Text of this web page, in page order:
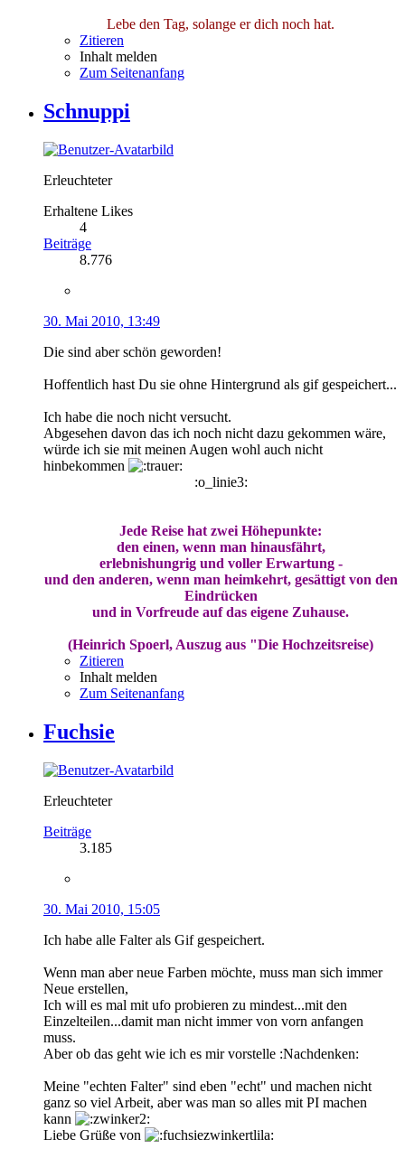
Lebe den Tag, solange er dich noch hat.
Zitieren
Inhalt melden
Zum Seitenanfang
Schnuppi
Erleuchteter
Erhaltene Likes
4
Beiträge
8.776
30. Mai 2010, 13:49
Die sind aber schön geworden!
Hoffentlich hast Du sie ohne Hintergrund als gif gespeichert...
Ich habe die noch nicht versucht.
Abgesehen davon das ich noch nicht dazu gekommen wäre,
würde ich sie mit meinen Augen wohl auch nicht
hinbekommen
:o_linie3:
Jede Reise hat zwei Höhepunkte:
den einen, wenn man hinausfährt,
erlebnishungrig und voller Erwartung -
und den anderen, wenn man heimkehrt, gesättigt von den
Eindrücken
und in Vorfreude auf das eigene Zuhause.
(Heinrich Spoerl, Auszug aus "Die Hochzeitsreise)
Zitieren
Inhalt melden
Zum Seitenanfang
Fuchsie
Erleuchteter
Beiträge
3.185
30. Mai 2010, 15:05
Ich habe alle Falter als Gif gespeichert.
Wenn man aber neue Farben möchte, muss man sich immer
Neue erstellen,
Ich will es mal mit ufo probieren zu mindest...mit den
Einzelteilen...damit man nicht immer von vorn anfangen
muss.
Aber ob das geht wie ich es mir vorstelle :Nachdenken:
Meine "echten Falter" sind eben "echt" und machen nicht
ganz so viel Arbeit, aber was man so alles mit PI machen
kann
Liebe Grüße von